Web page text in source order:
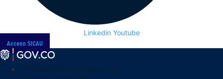
Linkedin Youtube
Acceso SICAU